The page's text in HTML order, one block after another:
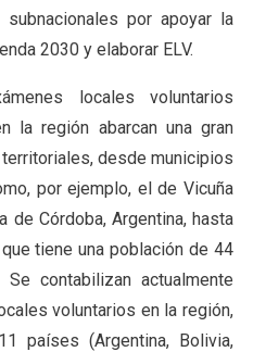
por apoyar la
2030 y elaborar ELV.
locales voluntarios
la región abarcan una gran
desde municipios
por ejemplo, el de Vicuña
de Córdoba, Argentina, hasta
tiene una población de 44
contabilizan actualmente
voluntarios en la región,
países (Argentina, Bolivia,